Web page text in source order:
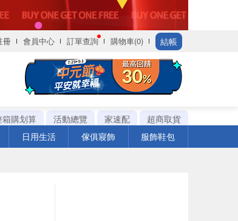
冊 會員中心 訂單查詢 購物車(0) 結帳
箱購划算 活動總覽 家速配
超商取貨
日用生活 傢俱寢飾 服飾鞋包